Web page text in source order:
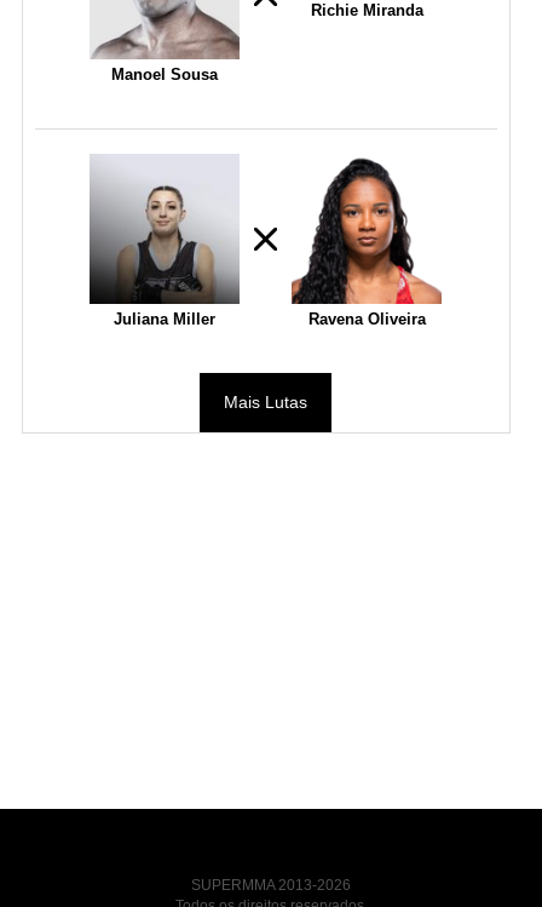
Manoel Sousa
Richie Miranda
Juliana Miller Ravena Oliveira
Mais Lutas
SUPERMMA 2013-2026